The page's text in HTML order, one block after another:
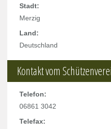
Stadt:
Merzig
Land:
Deutschland
Kontakt vom
Telefon:
06861 3042
Telefax: